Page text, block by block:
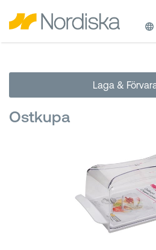
Laga & Förvara mat
Äta & Dricka
Källsortering
Laga &
Ostkupa